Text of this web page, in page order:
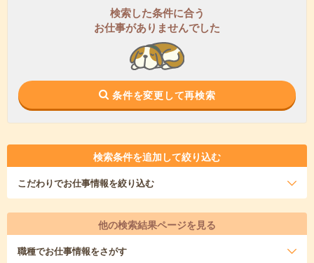
検索した条件に合う
お仕事がありませんでした
条件を変更して再検索
検索条件を追加して絞り込む
こだわりでお仕事情報を絞り込む
他の検索結果ページを見る
職種でお仕事情報をさがす